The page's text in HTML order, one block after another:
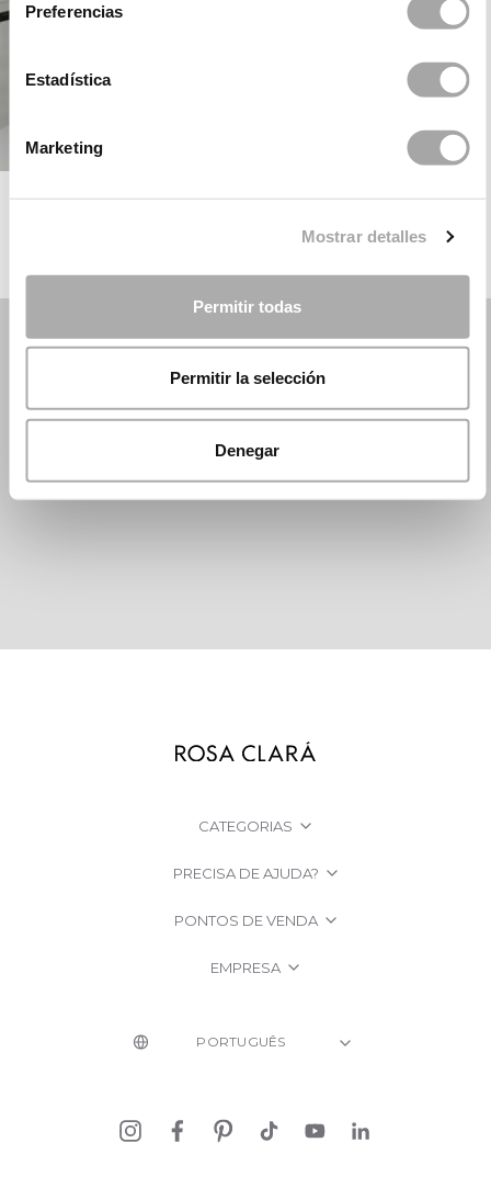
Preferencias
Estadística
Marketing
Mostrar detalles
Permitir todas
Permitir la selección
Denegar
CATEGORIAS
PRECISA DE AJUDA?
PONTOS DE VENDA
EMPRESA